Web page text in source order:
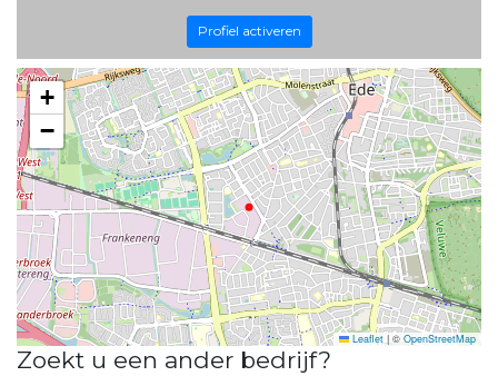
Profiel activeren
+
−
Leaflet | © OpenStreetMap
Zoekt u een ander bedrijf?